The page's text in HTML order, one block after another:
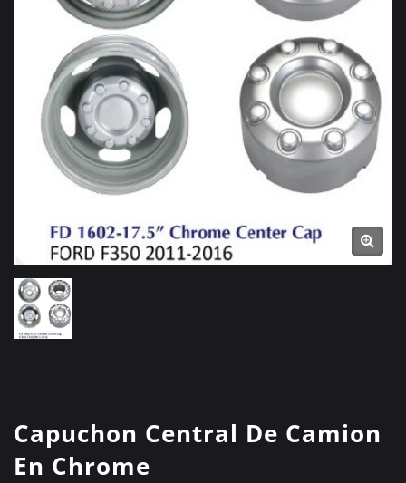
Capuchon Central De Camion
En Chrome